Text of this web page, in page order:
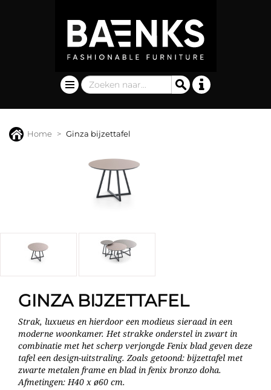
Home Ginza bijzettafel
GINZA BIJZETTAFEL
Strak, luxueus en hierdoor een modieus sieraad in een
moderne woonkamer. Het strakke onderstel in zwart in
combinatie met het scherp verjongde Fenix blad geven deze
tafel een design-uitstraling. Zoals getoond: bijzettafel met
zwarte metalen frame en blad in fenix bronzo doha.
Afmetingen: H40 x ø60 cm.